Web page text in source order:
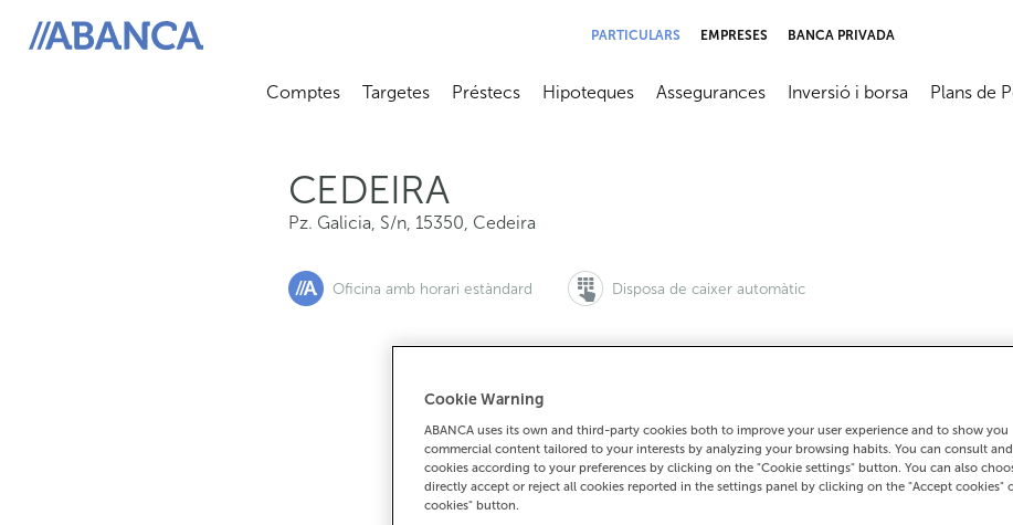
ABANCA
PARTICULARS EMPRESES BANCA PRIVADA
Comptes
Abrir submenú
Targetes
Abrir submenú
Préstecs
Abrir submenú
Hipoteques
Abrir submenú
Assegurances
Abrir submenú
Inversió i borsa
Abrir
Plans de
CEDEIRA
Pz. Galicia, S/n, 15350, Cedeira
Oficina amb horari estàndard Disposa de caixer automàtic
Si vols demanar cita:
900 815 200 981480233 Com arribar
Cookie Warning
ABANCA uses its own and third-party cookies both to improve your user experience and to show you
commercial content tailored to your interests by analyzing your browsing habits. You can consult
cookies according to your preferences by clicking on the "Cookie settings" button. You can also
directly accept or reject all cookies reported in the settings panel by clicking on the "Accept cookies"
cookies" button.